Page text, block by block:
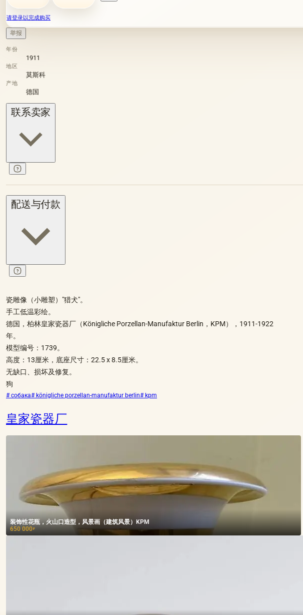
请登录以完成购买
举报
年份
1911
地区
莫斯科
产地
德国
联系卖家
配送与付款
瓷雕像（小雕塑）"猎犬"。
手工低温彩绘。
德国，柏林皇家瓷器厂（Königliche Porzellan-Manufaktur Berlin，KPM），1911-1922
年。
模型编号：1739。
高度：13厘米，底座尺寸：22.5 x 8.5厘米。
无缺口、损坏及修复。
狗
# собака# königliche porzellan-manufaktur berlin# kpm
皇家瓷器厂
装饰性花瓶，火山口造型，风景画（建筑风景）KPM
650 000₽